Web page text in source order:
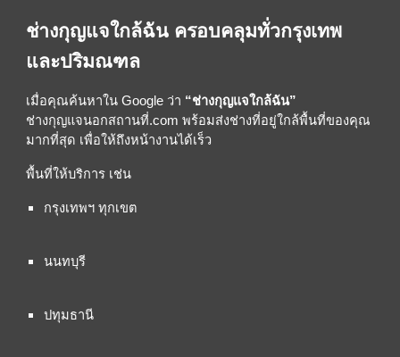
ช่างกุญแจใกล้ฉัน ครอบคลุมทั่วกรุงเทพ
และปริมณฑล
เมื่อคุณค้นหาใน Google ว่า “ช่างกุญแจใกล้ฉัน”
ช่างกุญแจนอกสถานที่.com พร้อมส่งช่างที่อยู่ใกล้พื้นที่ของคุณ
มากที่สุด เพื่อให้ถึงหน้างานได้เร็ว
พื้นที่ให้บริการ เช่น
กรุงเทพฯ ทุกเขต
นนทบุรี
ปทุมธานี